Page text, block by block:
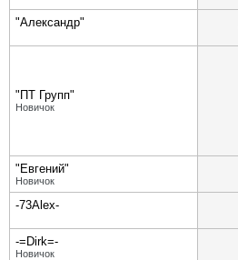
"Александр"
"ПТ Групп"
Новичок
"Евгений"
Новичок
-73Alex-
-=Dirk=-
Новичок